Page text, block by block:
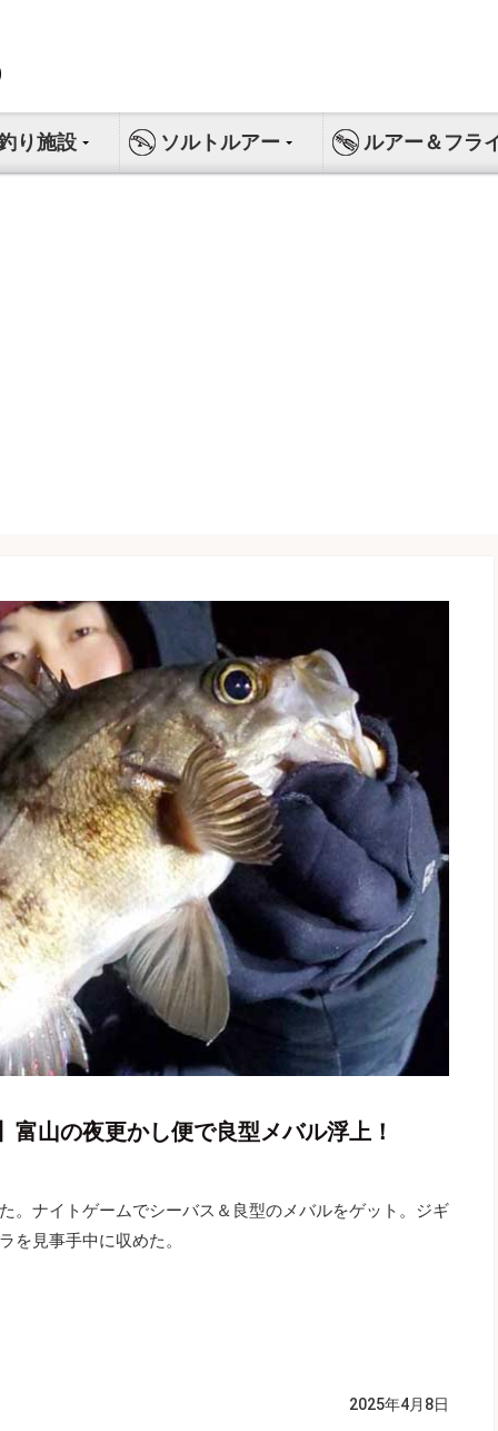
り施設 ソルトルアー ルアー＆フラ
山の夜更かし便で良型メバル浮上！
。ナイトゲームでシーバス＆良型のメバルをゲット。ジギ
を見事手中に収めた。
2025年4月8日